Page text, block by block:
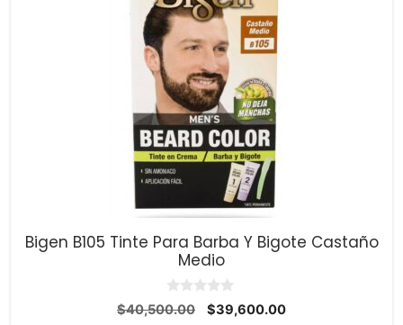
Bigen B105 Tinte Para Barba Y Bigote Castaño
Medio
0
d
$40,500.00
El
$39,600.00El